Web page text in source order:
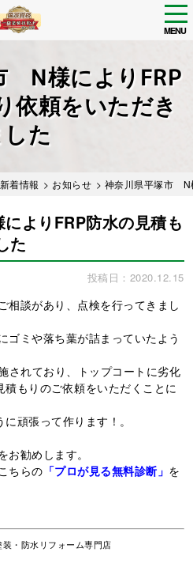
MENU
N様によりFRP
依頼をいただき
した
新着情報 > お知らせ > 神奈川県平塚市 N
よりFRP防水の見積も
た
投稿日：2020.12.15
相談があり、点検を行ってきまし
ゴミや落ち葉が詰まっていたよう
されており、トップコートに劣化
もりのご依頼をいただくことに
頑張って作ります！。
勧めします。
ちらの 「プロが見る無料診断」 を
・防水リフォーム専門店